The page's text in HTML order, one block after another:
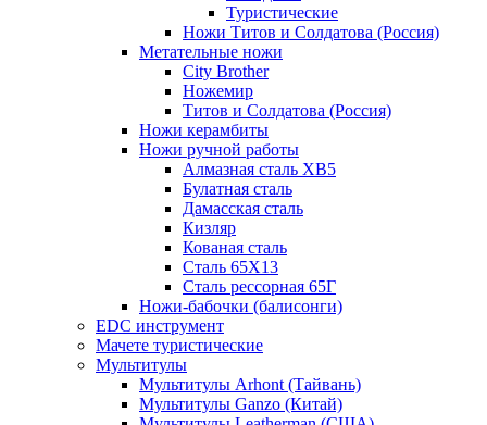
Туристические
Ножи Титов и Солдатова (Россия)
Метательные ножи
City Brother
Ножемир
Титов и Солдатова (Россия)
Ножи керамбиты
Ножи ручной работы
Алмазная сталь ХВ5
Булатная сталь
Дамасская сталь
Кизляр
Кованая сталь
Сталь 65Х13
Сталь рессорная 65Г
Ножи-бабочки (балисонги)
EDC инструмент
Мачете туристические
Мультитулы
Мультитулы Arhont (Тайвань)
Мультитулы Ganzo (Китай)